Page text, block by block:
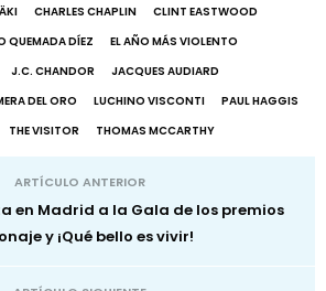
CHARLES CHAPLIN
CLINT EASTWOOD
QUEMADA DÍEZ
EL AÑO MÁS VIOLENTO
J.C. CHANDOR
JACQUES AUDIARD
DEL ORO LUCHINO VISCONTI
PAUL HAGGIS
THE VISITOR THOMAS MCCARTHY
ARTÍCULO ANTERIOR
en Madrid a la Gala de los premios
y ¡Qué bello es vivir!